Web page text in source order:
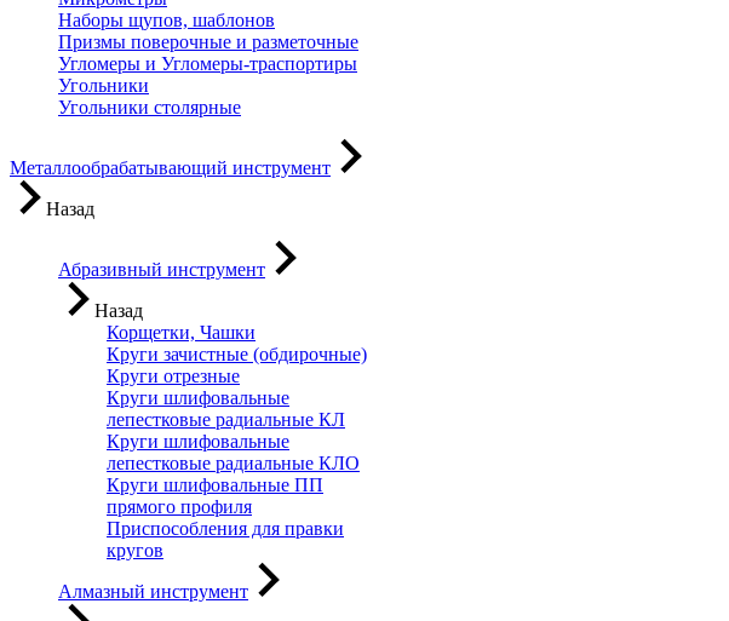
Наборы щупов, шаблонов
Призмы поверочные и разметочные
Угломеры и Угломеры-траспортиры
Угольники
Угольники столярные
Металлообрабатывающий инструмент
Назад
Абразивный инструмент
Назад
Корщетки, Чашки
Круги зачистные (обдирочные)
Круги отрезные
Круги шлифовальные
лепестковые радиальные КЛ
Круги шлифовальные
лепестковые радиальные КЛО
Круги шлифовальные ПП
прямого профиля
Приспособления для правки
кругов
Алмазный инструмент